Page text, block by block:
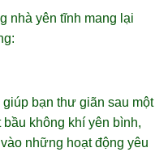
nhà yên tĩnh mang lại
bạn thư giãn sau một
không khí yên bình,
những hoạt động yêu